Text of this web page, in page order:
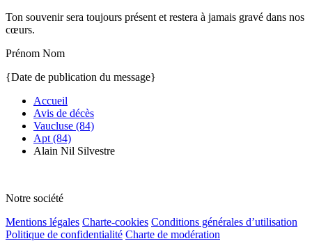
Ton souvenir sera toujours présent et restera à jamais gravé dans nos
cœurs.
Prénom Nom
{Date de publication du message}
Accueil
Avis de décès
Vaucluse (84)
Apt (84)
Alain Nil Silvestre
Notre société
Mentions légales Charte-cookies Conditions générales d’utilisation
Politique de confidentialité Charte de modération